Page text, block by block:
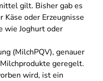
gilt. Bisher gab es
oder Erzeugnisse
wie Joghurt oder
(MilchPQV), genauer
geregelt.
wird, ist ein